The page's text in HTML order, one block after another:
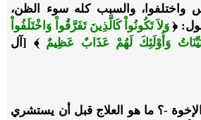
واختلفوا، والسبب كله سوء الظن،
﴿ وَلاَ تَكُونُواْ كَالَّذِينَ تَفَرَّقُواْ وَاخْتَلَفُواْ
وَأُوْلَئِكَ لَهُمْ عَذَابٌ عَظِيمٌ﴾ [آل
الإخوة -؟ ما هو العلاج قبل أن يستشري